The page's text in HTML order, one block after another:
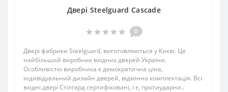
Двері Steelguard Cascade
0
Двері фабрики Steelguard, виготовляються у Києві. Це
найбільший виробник вхідних дверей України.
Особливістю виробника є демократична ціна,
індивідуальний дизайн дверей, відмінна комплектація. Всі
вхідні двері Стілгард сертифіковані, і є, протиударни..